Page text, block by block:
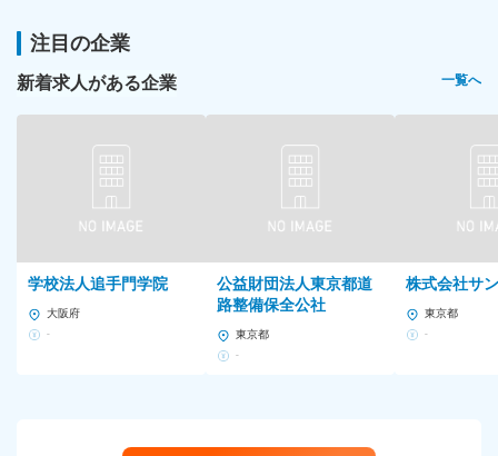
注目の企業
新着求人がある企業 一覧へ
学校法人追手門学院
大阪府
-
公益財団法人東京都道
路整備保全公社
東京都
-
株式会社サ
東京都
-